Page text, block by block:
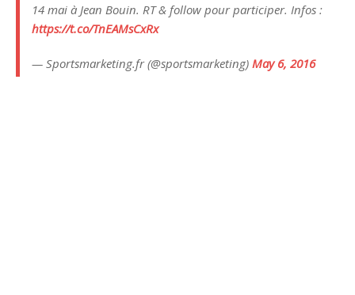
14 mai à Jean Bouin. RT & follow pour participer. Infos :
https://t.co/TnEAMsCxRx
— Sportsmarketing.fr (@sportsmarketing) May 6, 2016